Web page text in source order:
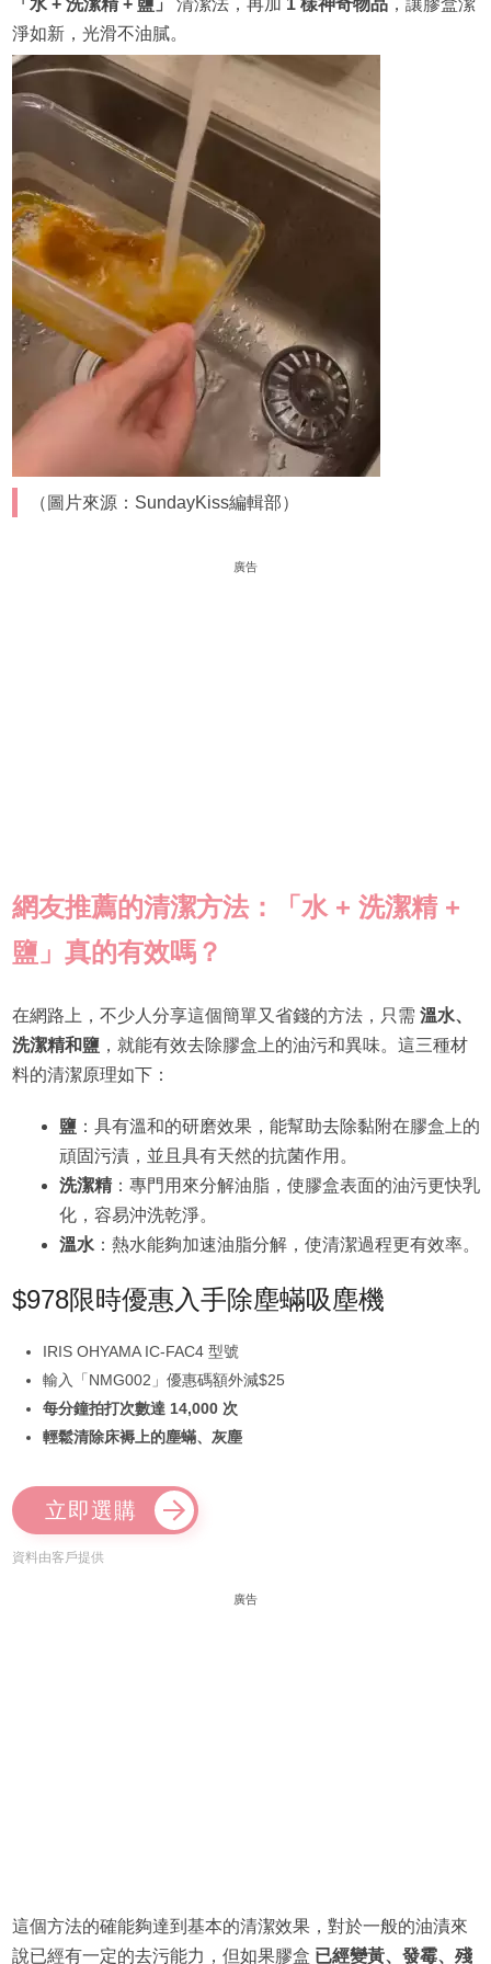
「水 + 洗潔精 + 鹽」
清潔法，再加 1 樣神奇物品，讓膠盒潔
淨如新，光滑不油膩。
（圖片來源：SundayKiss編輯部）
廣告
網友推薦的清潔方法：「水 + 洗潔精 +
鹽」真的有效嗎？
在網路上，不少人分享這個簡單又省錢的方法，只需 溫水、
洗潔精和鹽，就能有效去除膠盒上的油污和異味。這三種材
料的清潔原理如下：
鹽：具有溫和的研磨效果，能幫助去除黏附在膠盒上的
頑固污漬，並且具有天然的抗菌作用。
洗潔精：專門用來分解油脂，使膠盒表面的油污更快乳
化，容易沖洗乾淨。
溫水：熱水能夠加速油脂分解，使清潔過程更有效率。
$978限時優惠入手除塵蟎吸塵機
IRIS OHYAMA IC-FAC4 型號
輸入「NMG002」優惠碼額外減$25
每分鐘拍打次數達 14,000 次
輕鬆清除床褥上的塵蟎、灰塵
立即選購
資料由客戶提供
廣告
這個方法的確能夠達到基本的清潔效果，對於一般的油漬來
說已經有一定的去污能力，但如果膠盒 已經變黃、發霉、殘